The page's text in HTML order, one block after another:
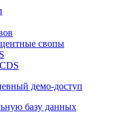
свопы
демо-доступ
базу данных